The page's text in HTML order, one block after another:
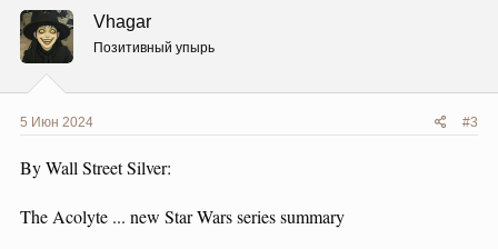
ц
и
и
:
Vhagar
Позитивный упырь
5 Июн 2024 #3
By Wall Street Silver:
The Acolyte ... new Star Wars series summary